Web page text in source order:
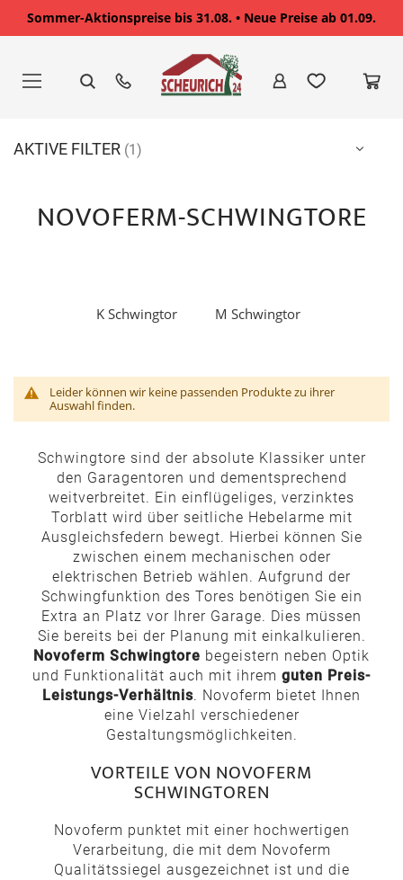
Sommer-Aktionspreise bis 31.08. • Neue Preise ab 01.09.
springen
NOVOFERM-SCHWINGTORE
K Schwingtor M Schwingtor
Leider können wir keine passenden Produkte zu ihrer
Auswahl finden.
AKTIVE FILTER
Schwingtore sind der absolute Klassiker unter
den Garagentoren und dementsprechend
weitverbreitet. Ein einflügeliges, verzinktes
Torblatt wird über seitliche Hebelarme mit
Ausgleichsfedern bewegt. Hierbei können Sie
zwischen einem mechanischen oder
elektrischen Betrieb wählen. Aufgrund der
Schwingfunktion des Tores benötigen Sie ein
Extra an Platz vor Ihrer Garage. Dies müssen
Sie bereits bei der Planung mit einkalkulieren.
Novoferm Schwingtore begeistern neben Optik
und Funktionalität auch mit ihrem guten Preis-
Leistungs-Verhältnis. Novoferm bietet Ihnen
eine Vielzahl verschiedener
Gestaltungsmöglichkeiten.
VORTEILE VON NOVOFERM
SCHWINGTOREN
Novoferm punktet mit einer hochwertigen
Verarbeitung, die mit dem Novoferm
Qualitätssiegel ausgezeichnet ist und die